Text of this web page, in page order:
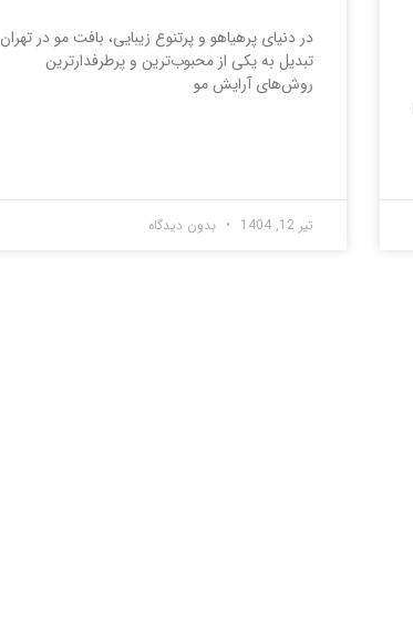
در دنیای پرهیاهو و پرتنوع زیبایی، بافت مو در تهران
تبدیل به یکی از محبوب‌ترین و پرطرفدارترین
روش‌های آرایش مو
تیر 12, 1404 بدون دیدگاه